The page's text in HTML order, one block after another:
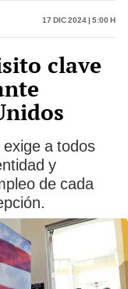
17 Dic 2024 | 5:00 h
clave
a todos
y
de cada